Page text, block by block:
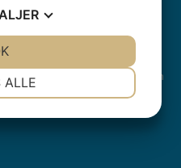
den 11. september 1973, men
i Rødding.
ALLE